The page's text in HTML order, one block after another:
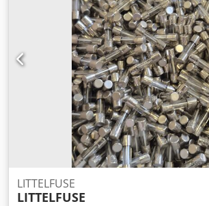
ca 3 920 mm - Bredd: ca 3 400 mm - Höjd:
Vikt: totalt ca 1 500 kg Lackering: -
RAL 7032 - Tvärstrukturer kiseldgrå: RAL
delar kiseldgrå: RAL 7032 - Elskåp ljusgrå:
Fill 5-axellig CFK-beskärningsanläggning
begagnad / used Leveransinnehåll: (se
fel i tekniska data, reservation för
ytterligare frågor svarar vi gärna på
LITTELFUSE
LITTELFUSE